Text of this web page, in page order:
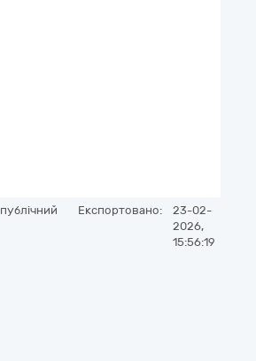
публічний Експортовано:
23-02-
2026,
15:56:19